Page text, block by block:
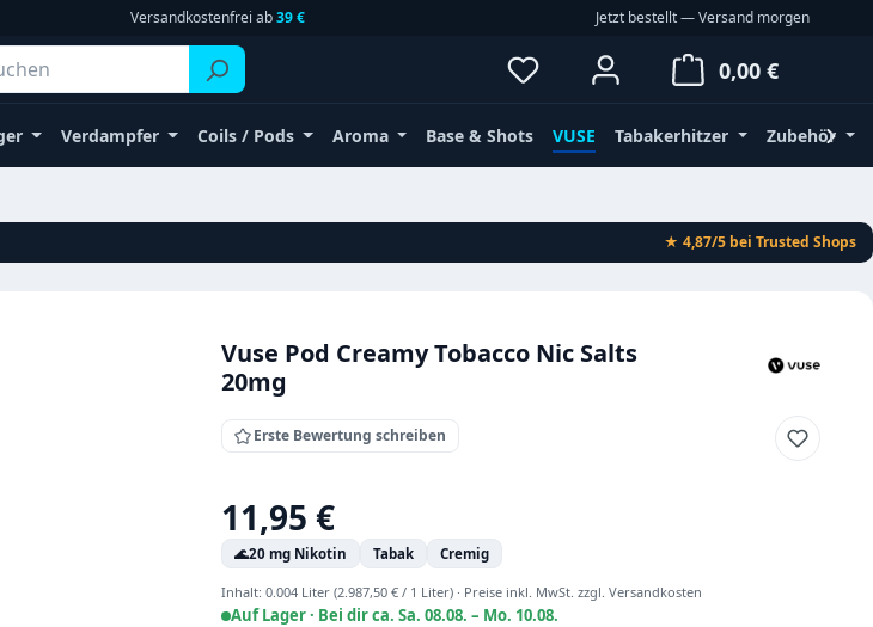
Versandkostenfrei ab39 € Jetzt bestellt — Versand morgen
Du hast 0 Produkte auf dem
0,00 €
Verdampfer Coils / Pods Aroma Base & Shots VUSE Tabakerhitzer Zubehör
★ 4,87/5 bei Trusted Shops
Vuse Pod Creamy Tobacco Nic Salts
20mg
Erste Bewertung schreiben
Regulärer Preis:
11,95 €
🌊20 mg Nikotin Tabak Cremig
Inhalt: 0.004 Liter (2.987,50 € / 1 Liter) · Preise inkl. MwSt. zzgl. Versandkosten
Auf Lager · Bei dir ca. Sa. 08.08. – Mo. 10.08.